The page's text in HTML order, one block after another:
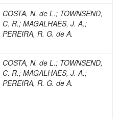
COSTA, N. de L.; TOWNSEND,
C. R.; MAGALHAES, J. A.;
PEREIRA, R. G. de A.
COSTA, N. de L.; TOWNSEND,
C. R.; MAGALHAES, J. A.;
PEREIRA, R. G. de A.